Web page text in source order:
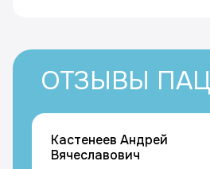
ОТЗЫВЫ
Кастенеев Андрей
Вячеславович